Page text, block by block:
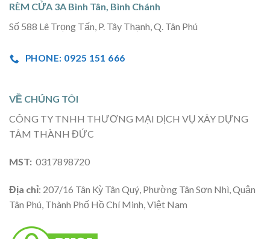
RÈM CỬA 3A Bình Tân, Bình Chánh
Số 588 Lê Trọng Tấn, P. Tây Thạnh, Q. Tân Phú
PHONE: 0925 151 666
VỀ CHÚNG TÔI
CÔNG TY TNHH THƯƠNG MẠI DỊCH VỤ XÂY DỰNG
TÂM THÀNH ĐỨC
MST: 0317898720
Địa chỉ: 207/16 Tân Kỳ Tân Quý, Phường Tân Sơn Nhì, Quận
Tân Phú, Thành Phố Hồ Chí Minh, Việt Nam